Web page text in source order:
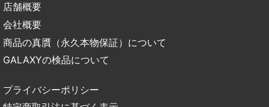
店舗概要
会社概要
商品の真贋（永久本物保証）について
GALAXYの検品について
プライバシーポリシー